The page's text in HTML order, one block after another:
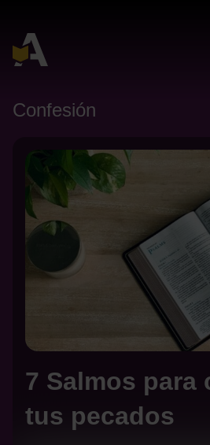
Navegación
Confesión
7 Salmos para
tus pecados